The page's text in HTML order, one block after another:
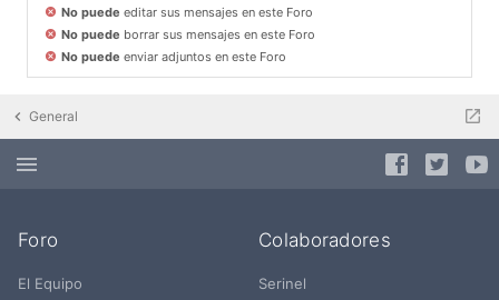
No puede editar sus mensajes en este Foro
No puede borrar sus mensajes en este Foro
No puede enviar adjuntos en este Foro
General
Foro
El Equipo
Colaboradores
Serinel